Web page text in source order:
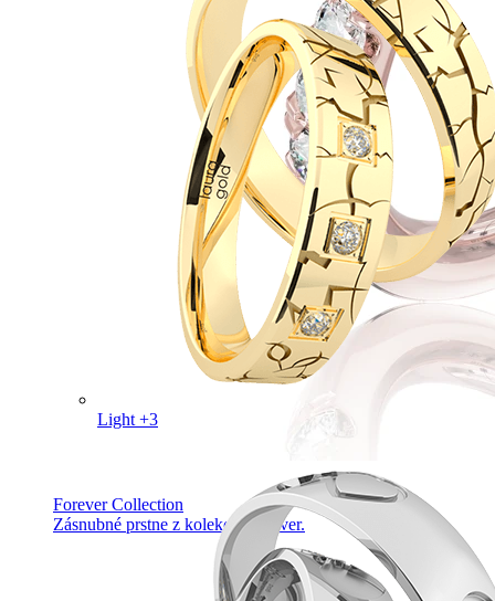
Forever Collection
Zásnubné prstne z kolekcie Forever.
Light +3